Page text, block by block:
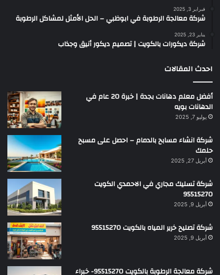
فبراير 3, 2025
شركة معالجة الرطوبة في ابوظبي – الحل الأمثل لمشاكل الرطوبة
يناير 23, 2025
شركة ديكورات بالكويت | تصميم ديكور أنيق وجذاب
احدث المقالات
أفضل معلم دهانات بجدة | خبرة 20 عام في
الدهانات بويه
يوليو 7, 2025
شركة انشاء مسابح بالدمام – احصل على مسبح
حلمك
أبريل 27, 2025
شركة تسليك مجاري في الاحمدي الكويت
95515270
أبريل 9, 2025
شركة تصليح خرير المياه بالكويت 95515270
أبريل 9, 2025
شركة معالجة الرطوبة بالكويت 95515270- خبراء